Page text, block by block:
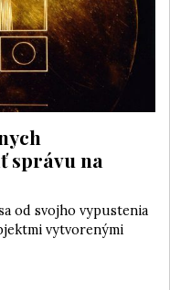
správu na
od svojho vypustenia
vytvorenými